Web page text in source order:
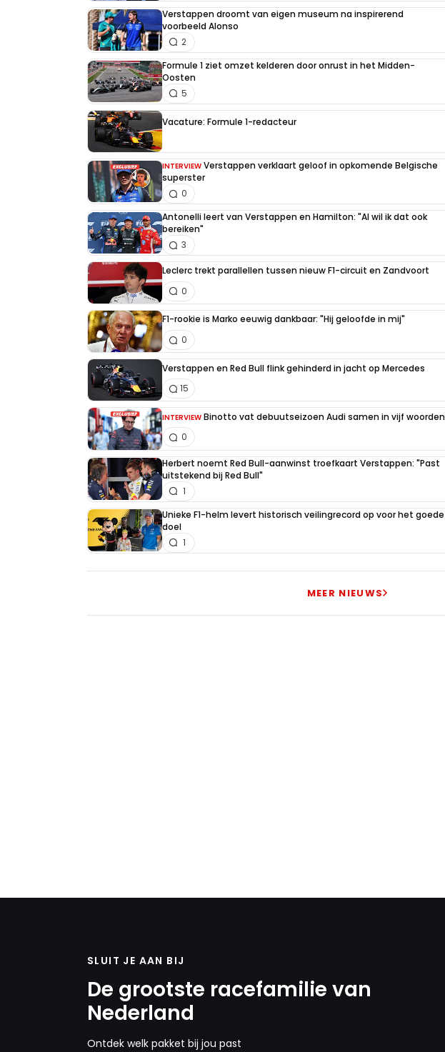
Verstappen droomt van eigen museum na inspirerend
voorbeeld Alonso
2
Formule 1 ziet omzet kelderen door onrust in het Midden-
Oosten
5
Vacature: Formule 1-redacteur
INTERVIEW Verstappen verklaart geloof in opkomende Belgische
superster
0
Antonelli leert van Verstappen en Hamilton: "Al wil ik dat ook
bereiken"
3
Leclerc trekt parallellen tussen nieuw F1-circuit en Zandvoort
0
F1-rookie is Marko eeuwig dankbaar: "Hij geloofde in mij"
0
Verstappen en Red Bull flink gehinderd in jacht op Mercedes
15
INTERVIEW Binotto vat debuutseizoen Audi samen in vijf woorden
0
Herbert noemt Red Bull-aanwinst troefkaart Verstappen: "Past
uitstekend bij Red Bull"
1
Unieke F1-helm levert historisch veilingrecord op voor het goede
doel
1
MEER NIEUWS
SLUIT JE AAN BIJ
De grootste racefamilie van
Nederland
Ontdek welk pakket bij jou past